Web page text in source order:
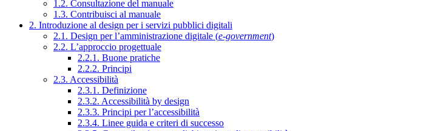
1.2. Consultazione del manuale
1.3. Contribuisci al manuale
2. Introduzione al design per i servizi pubblici digitali
2.1. Design per l’amministrazione digitale (e-government)
2.2. L’approccio progettuale
2.2.1. Buone pratiche
2.2.2. Principi
2.3. Accessibilità
2.3.1. Definizione
2.3.2. Accessibilità by design
2.3.3. Principi per l’accessibilità
2.3.4. Linee guida e criteri di successo